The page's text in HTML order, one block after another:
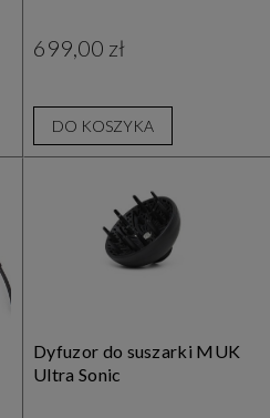
699,00 zł
DO KOSZYKA
Dyfuzor do suszarki MUK
Ultra Sonic